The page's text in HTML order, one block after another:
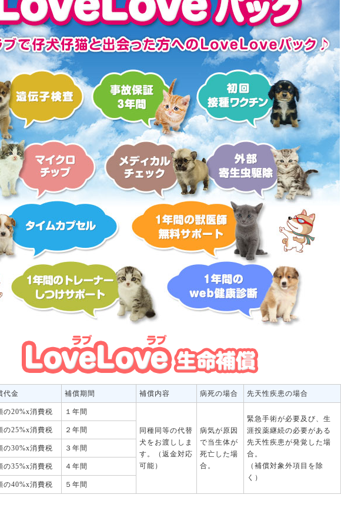
代金 補償期間 補償内容 病死の場合 先天性疾患の場合
の20%x消費税 １年間
同種同等の代替
犬をお渡ししま
す。（返金対応
可能）
病気が原因
で当生体が
死亡した場
合。
緊急手術が必要及び、生
涯投薬継続の必要がある
先天性疾患が発覚した場
合。
（補償対象外項目を除
く）
の25%x消費税 ２年間
の30%x消費税 ３年間
の35%x消費税 ４年間
の40%x消費税 ５年間